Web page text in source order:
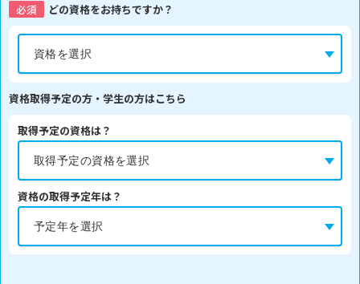
必須 どの資格をお持ちですか？
資格取得予定の方・学生の方はこちら
取得予定の資格は？
資格の取得予定年は？